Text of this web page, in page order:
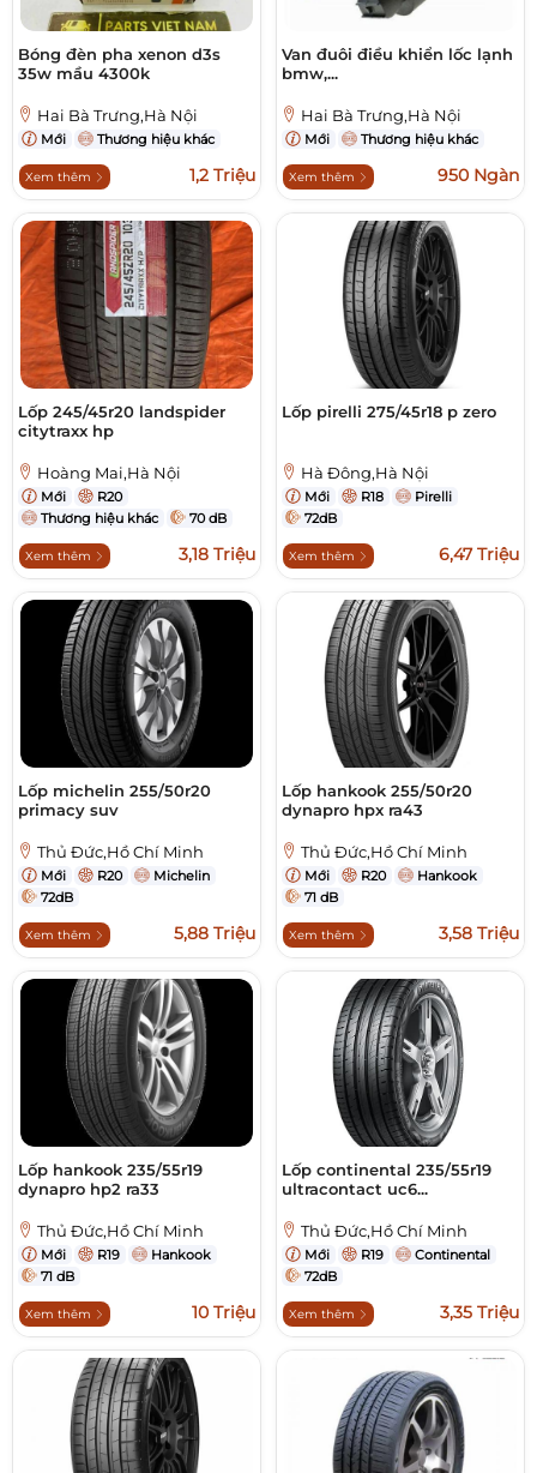
Bóng đèn pha xenon d3s
35w mầu 4300k
Hai Bà Trưng,Hà Nội
Mới Thương hiệu khác
Xem thêm 1,2 Triệu
Van đuôi điều khiển lốc lạnh
bmw,...
Hai Bà Trưng,Hà Nội
Mới Thương hiệu khác
Xem thêm 950 Ngàn
Lốp 245/45r20 landspider
citytraxx hp
Hoàng Mai,Hà Nội
Mới
R20
Thương hiệu khác
70 dB
Xem thêm 3,18 Triệu
Lốp pirelli 275/45r18 p zero
Hà Đông,Hà Nội
Mới R18
Pirelli
72dB
Xem thêm 6,47 Triệu
Lốp michelin 255/50r20
primacy suv
Thủ Đức,Hồ Chí Minh
Mới R20
Michelin
72dB
Xem thêm 5,88 Triệu
Lốp hankook 255/50r20
dynapro hpx ra43
Thủ Đức,Hồ Chí Minh
Mới R20
Hankook
71 dB
Xem thêm 3,58 Triệu
Lốp hankook 235/55r19
dynapro hp2 ra33
Thủ Đức,Hồ Chí Minh
Mới R19
Hankook
71 dB
Xem thêm 10 Triệu
Lốp continental 235/55r19
ultracontact uc6...
Thủ Đức,Hồ Chí Minh
Mới R19
Continental
72dB
Xem thêm 3,35 Triệu